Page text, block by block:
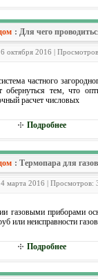
: Для чего
октября 2016 |
частного
тем, что
расчет числовых
Подробнее
: Термопара для
марта 2016 | Просмотров:
газовыми приборами
или неисправности
Подробнее